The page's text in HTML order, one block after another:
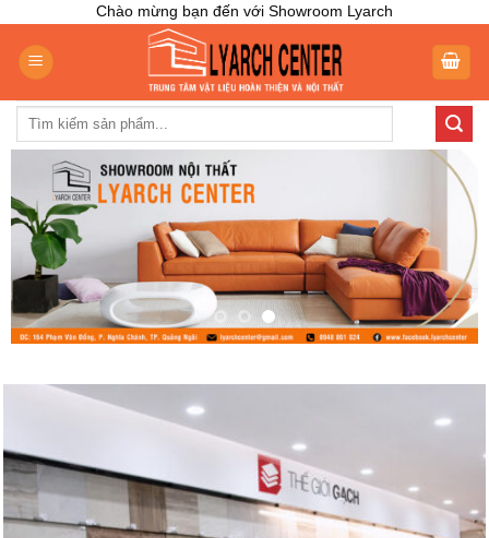
content
Chào mừng bạn đến với Showroom Lyarch
Tìm